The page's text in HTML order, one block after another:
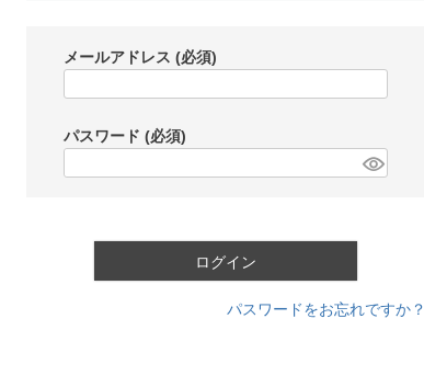
メールアドレス (必須)
パスワード (必須)
ログイン
パスワードをお忘れですか？